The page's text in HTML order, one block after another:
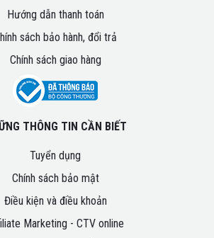
Hướng dẫn thanh toán
sách bảo hành, đổi trả
Chính sách giao hàng
THÔNG TIN CẦN BIẾT
Tuyển dụng
Chính sách bảo mật
Điều kiện và điều khoản
Marketing - CTV online